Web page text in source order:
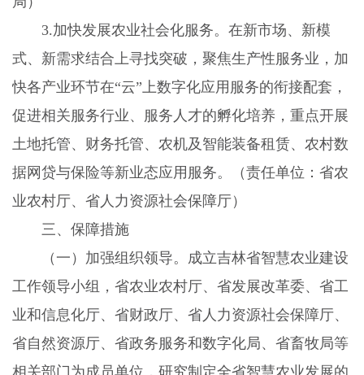
3.加快发展农业社会化服务。在新市场、新模
式、新需求结合上寻找突破，聚焦生产性服务业，加
快各产业环节在“云”上数字化应用服务的衔接配套，
促进相关服务行业、服务人才的孵化培养，重点开展
土地托管、财务托管、农机及智能装备租赁、农村数
据网贷与保险等新业态应用服务。（责任单位：省农
业农村厅、省人力资源社会保障厅）
三、保障措施
（一）加强组织领导。 成立吉林省智慧农业建设
工作领导小组，省农业农村厅、省发展改革委、省工
业和信息化厅、省财政厅、省人力资源社会保障厅、
省自然资源厅、省政务服务和数字化局、省畜牧局等
相关部门为成员单位，研究制定全省智慧农业发展的